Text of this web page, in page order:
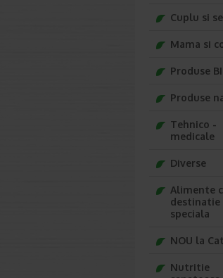
Cuplu si
Mama si
Produse
Produse
Tehnico -
medicale
Diverse
Alimente
destinatie
speciala
NOU la
Nutritie